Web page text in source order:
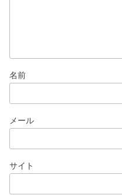
名前
メール
サイト